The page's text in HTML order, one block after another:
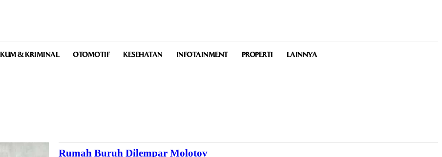
& KRIMINAL OTOMOTIF KESEHATAN INFOTAINMENT PROPERTI LAINNYA
Rumah Buruh Dilempar Molotov